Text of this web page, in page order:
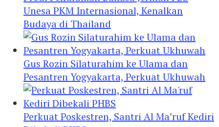
Unesa PKM Internasional, Kenalkan
Budaya di Thailand
Gus Rozin Silaturahim ke Ulama dan
Pesantren Yogyakarta, Perkuat Ukhuwah
Perkuat Poskestren, Santri Al Ma’ruf Kediri